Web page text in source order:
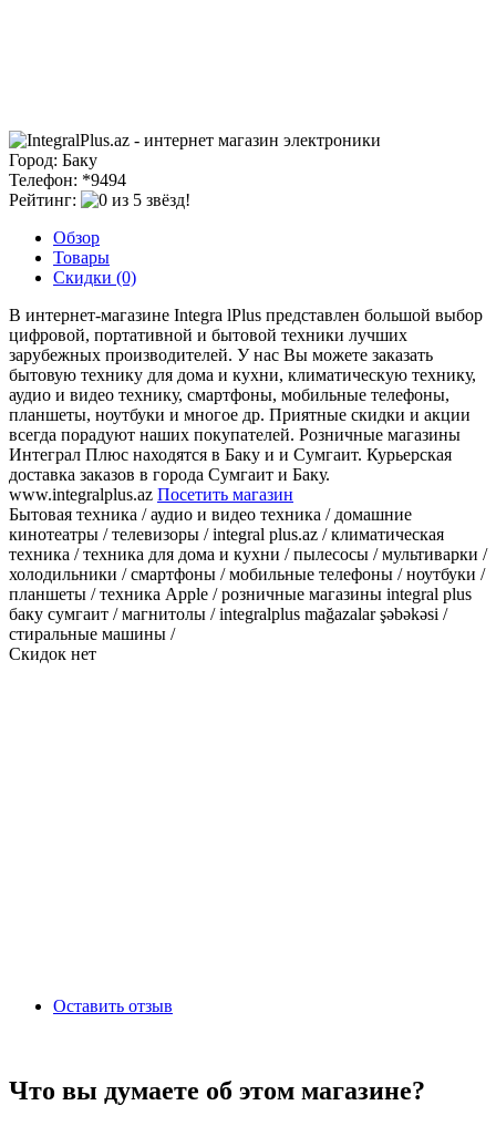
Город: Баку
Телефон: *9494
Рейтинг:
Обзор
Товары
Скидки (0)
В интернет-магазине Integra lPlus представлен большой выбор
цифровой, портативной и бытовой техники лучших
зарубежных производителей. У нас Вы можете заказать
бытовую технику для дома и кухни, климатическую технику,
аудио и видео технику, смартфоны, мобильные телефоны,
планшеты, ноутбуки и многое др. Приятные скидки и акции
всегда порадуют наших покупателей. Розничные магазины
Интеграл Плюс находятся в Баку и и Сумгаит. Курьерская
доставка заказов в города Сумгаит и Баку.
www.integralplus.az Посетить магазин
Бытовая техника / аудио и видео техника / домашние
кинотеатры / телевизоры / integral plus.az / климатическая
техника / техника для дома и кухни / пылесосы / мультиварки /
холодильники / смартфоны / мобильные телефоны / ноутбуки /
планшеты / техника Apple / розничные магазины integral plus
баку сумгаит / магнитолы / integralplus mağazalar şəbəkəsi /
стиральные машины /
Скидок нет
Оставить отзыв
Что вы думаете об этом магазине?